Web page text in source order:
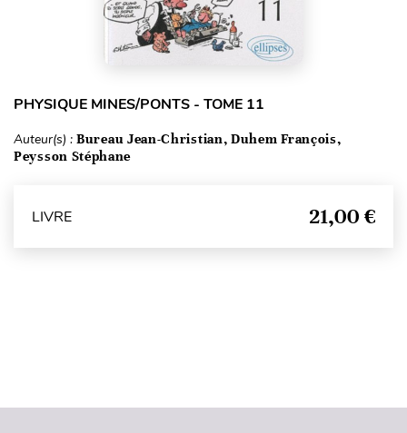
PHYSIQUE MINES/PONTS - TOME 11
Auteur(s) : Bureau Jean-Christian, Duhem François,
Peysson Stéphane
LIVRE 21,00 €